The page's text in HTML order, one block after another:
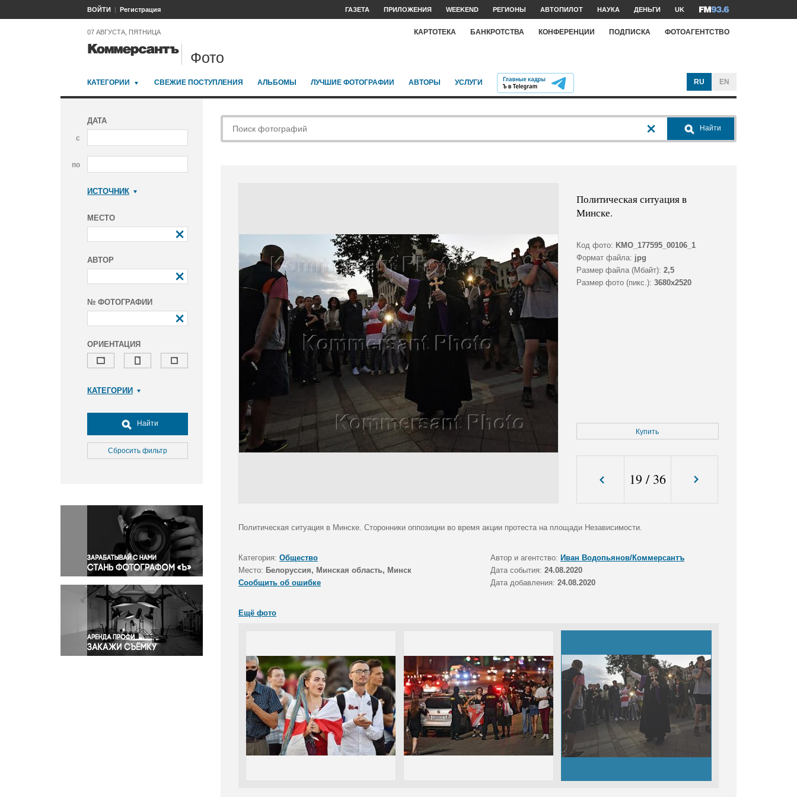
ВОЙТИ Регистрация ГАЗЕТА ПРИЛОЖЕНИЯ WEEKEND РЕГИОНЫ АВТОПИЛОТ НАУКА ДЕНЬГИ UK
07 АВГУСТА, ПЯТНИЦА КАРТОТЕКА БАНКРОТСТВА КОНФЕРЕНЦИИ ПОДПИСКА ФОТОАГЕНТСТВО
Фото
КАТЕГОРИИ СВЕЖИЕ ПОСТУПЛЕНИЯ АЛЬБОМЫ ЛУЧШИЕ ФОТОГРАФИИ АВТОРЫ УСЛУГИ RU EN
ДАТА
с
по
ИСТОЧНИК
МЕСТО
АВТОР
№ ФОТОГРАФИИ
ОРИЕНТАЦИЯ
КАТЕГОРИИ
Досуг, туризм и отдых
Культура
Медицина
Окружающая среда
Политика
Правосудие
Происшествия и конфликты
Религия
Светская жизнь
Спорт
Экология
Экономика и бизнес
Найти
Сбросить фильтр
Найти
Политическая ситуация в
Минске.
Код фото: KMO_177595_00106_1
Формат файла: jpg
Размер файла (Мбайт): 2,5
Размер фото (пикс.): 3680x2520
Купить
19 / 36
Политическая ситуация в Минске. Сторонники оппозиции во время акции протеста на площади Независимости.
Категория: Общество Автор и агентство: Иван Водопьянов/Коммерсантъ
Место: Белоруссия, Минская область, Минск Дата события: 24.08.2020
Сообщить об ошибке
Дата добавления: 24.08.2020
Ещё фото